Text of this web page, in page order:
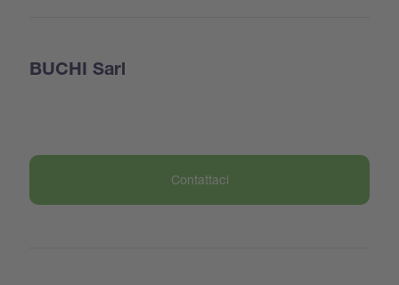
BUCHI Sarl
Contattaci